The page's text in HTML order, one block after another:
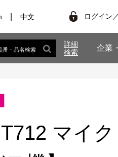
中文 ログイン
番・品名検索
詳細
検索
企業
マイ